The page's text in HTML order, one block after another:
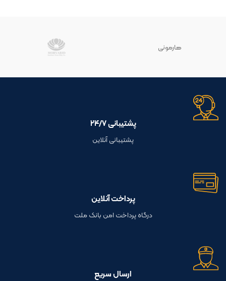
هارمونی
پشتیبانی ۲۴/۷
پشتیبانی آنلاین
پرداخت آنلاین
درگاه پرداخت امن بانک ملت
ارسال سریع